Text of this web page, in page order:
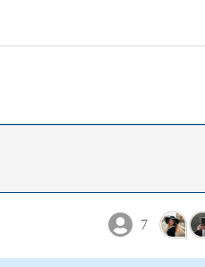
7